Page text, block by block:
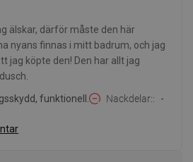
älskar, därför måste den här
nyans finnas i mitt badrum, och jag
jag köpte den! Den har allt jag
funktionell. Nackdelar: -